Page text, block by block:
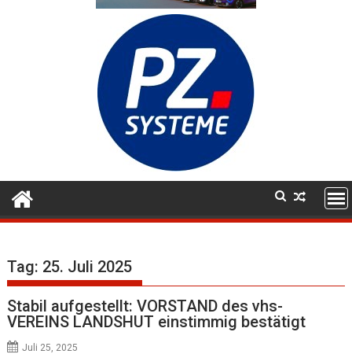
Tag: 25. Juli 2025
Stabil aufgestellt: VORSTAND des vhs-
VEREINS LANDSHUT einstimmig bestätigt
Juli 25, 2025